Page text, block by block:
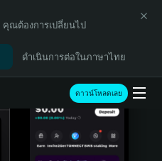
คุณต้องการเปลี่ยนไป
ดำเนินการต่อในภาษาไทย
ดาวน์โหลดเลย